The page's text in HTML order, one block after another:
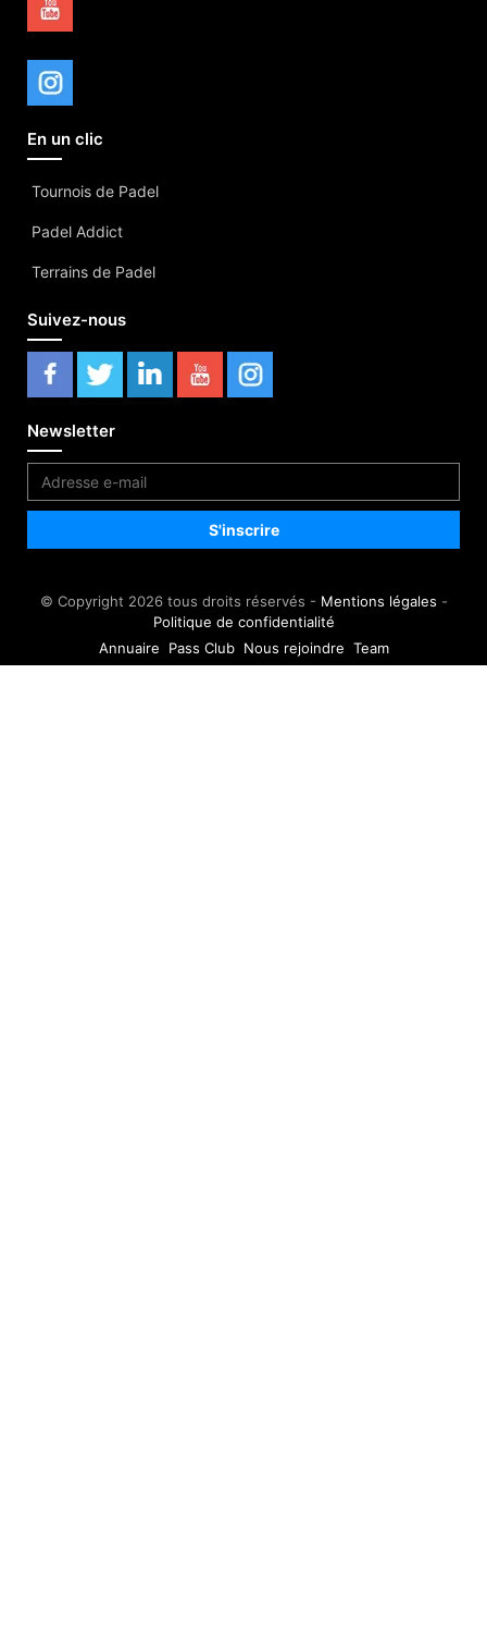
En un clic
Tournois de Padel
Padel Addict
Terrains de Padel
Suivez-nous
Newsletter
© Copyright 2026 tous droits réservés - Mentions légales -
Politique de confidentialité
Annuaire
Pass Club Nous rejoindre Team